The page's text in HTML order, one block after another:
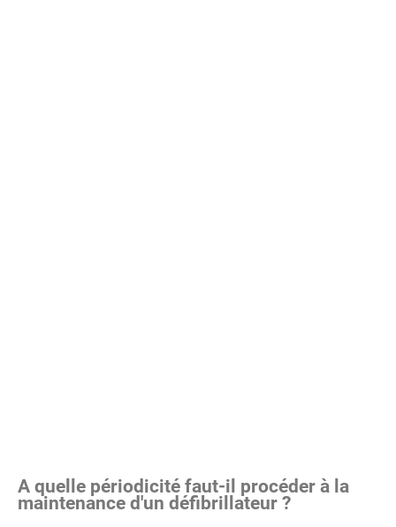
A quelle périodicité faut-il procéder à la
maintenance d'un défibrillateur ?